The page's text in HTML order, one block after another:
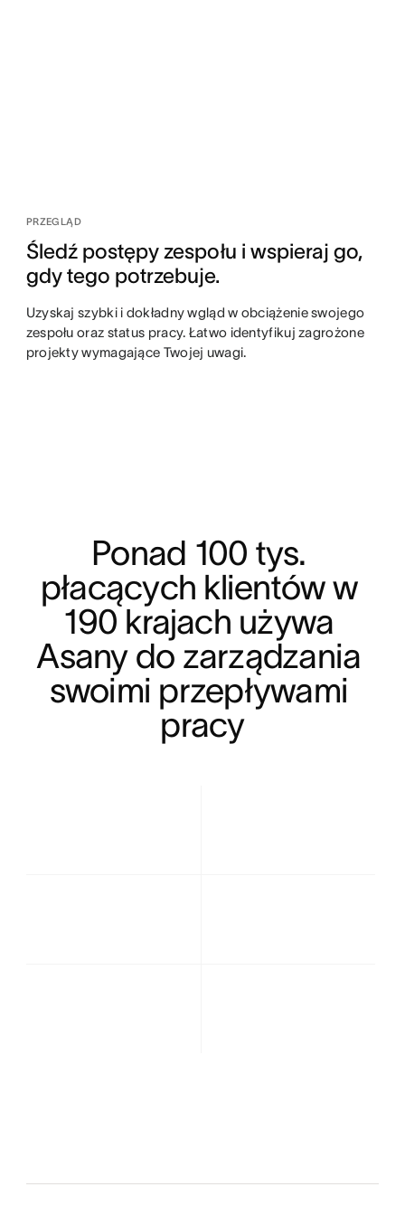
PRZEGLĄD
Śledź postępy zespołu i wspieraj go,
gdy tego potrzebuje.
Uzyskaj szybki i dokładny wgląd w obciążenie swojego
zespołu oraz status pracy. Łatwo identyfikuj zagrożone
projekty wymagające Twojej uwagi.
Ponad 100 tys.
płacących klientów w
190 krajach używa
Asany do zarządzania
swoimi przepływami
pracy